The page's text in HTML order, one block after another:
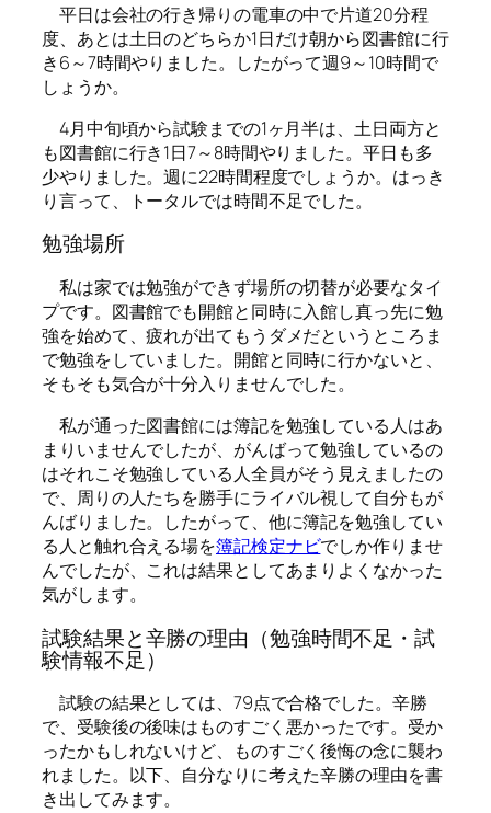
平日は会社の行き帰りの電車の中で片道20分程
度、あとは土日のどちらか1日だけ朝から図書館に行
き6～7時間やりました。したがって週9～10時間で
しょうか。
4月中旬頃から試験までの1ヶ月半は、土日両方と
も図書館に行き1日7～8時間やりました。平日も多
少やりました。週に22時間程度でしょうか。はっき
り言って、トータルでは時間不足でした。
勉強場所
私は家では勉強ができず場所の切替が必要なタイ
プです。図書館でも開館と同時に入館し真っ先に勉
強を始めて、疲れが出てもうダメだというところま
で勉強をしていました。開館と同時に行かないと、
そもそも気合が十分入りませんでした。
私が通った図書館には簿記を勉強している人はあ
まりいませんでしたが、がんばって勉強しているの
はそれこそ勉強している人全員がそう見えましたの
で、周りの人たちを勝手にライバル視して自分もが
んばりました。したがって、他に簿記を勉強してい
る人と触れ合える場を簿記検定ナビでしか作りませ
んでしたが、これは結果としてあまりよくなかった
気がします。
試験結果と辛勝の理由（勉強時間不足・試
験情報不足）
試験の結果としては、79点で合格でした。辛勝
で、受験後の後味はものすごく悪かったです。受か
ったかもしれないけど、ものすごく後悔の念に襲わ
れました。以下、自分なりに考えた辛勝の理由を書
き出してみます。